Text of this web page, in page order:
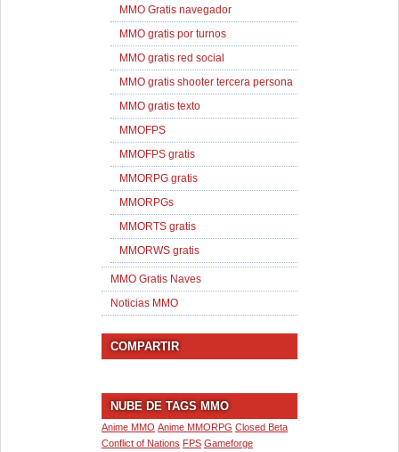
MMO Gratis navegador
MMO gratis por turnos
MMO gratis red social
MMO gratis shooter tercera persona
MMO gratis texto
MMOFPS
MMOFPS gratis
MMORPG gratis
MMORPGs
MMORTS gratis
MMORWS gratis
MMO Gratis Naves
Noticias MMO
COMPARTIR
NUBE DE TAGS MMO
Anime MMO Anime MMORPG Closed Beta
Conflict of Nations FPS Gameforge